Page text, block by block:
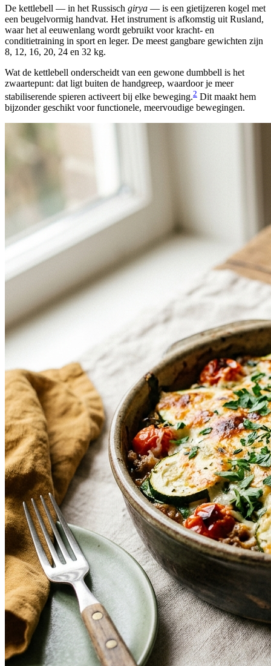
De kettlebell — in het Russisch girya — is een gietijzeren kogel met
een beugelvormig handvat. Het instrument is afkomstig uit Rusland,
waar het al eeuwenlang wordt gebruikt voor kracht- en
conditietraining in sport en leger. De meest gangbare gewichten zijn
8, 12, 16, 20, 24 en 32 kg.
Wat de kettlebell onderscheidt van een gewone dumbbell is het
zwaartepunt: dat ligt buiten de handgreep, waardoor je meer
stabiliserende spieren activeert bij elke beweging.2 Dit maakt hem
bijzonder geschikt voor functionele, meervoudige bewegingen.